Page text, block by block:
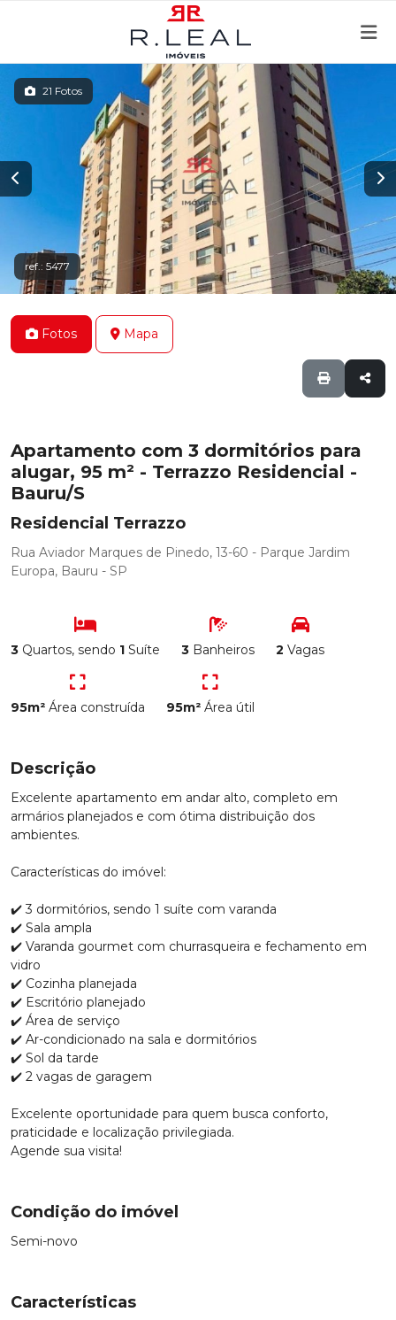
21 Fotos
ref.: 5477
Fotos Mapa
Apartamento com 3 dormitórios para
alugar, 95 m² - Terrazzo Residencial -
Bauru/S
Residencial Terrazzo
Rua Aviador Marques de Pinedo, 13-60 - Parque Jardim
Europa, Bauru - SP
3 Quartos, sendo 1 Suíte 3 Banheiros 2 Vagas
95m² Área construída 95m² Área útil
Descrição
Excelente apartamento em andar alto, completo em
armários planejados e com ótima distribuição dos
ambientes.
Características do imóvel:
✔️ 3 dormitórios, sendo 1 suíte com varanda
✔️ Sala ampla
✔️ Varanda gourmet com churrasqueira e fechamento em
vidro
✔️ Cozinha planejada
✔️ Escritório planejado
✔️ Área de serviço
✔️ Ar-condicionado na sala e dormitórios
✔️ Sol da tarde
✔️ 2 vagas de garagem
Excelente oportunidade para quem busca conforto,
praticidade e localização privilegiada.
Agende sua visita!
Condição do imóvel
Semi-novo
Características